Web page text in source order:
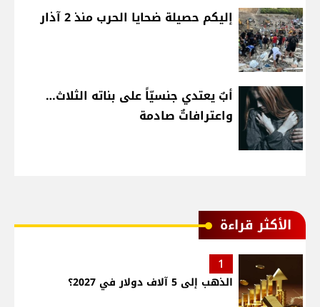
إليكم حصيلة ضحايا الحرب منذ 2 آذار
أبٌ يعتدي جنسيّاً على بناته الثلاث…
واعترافاتٌ صادمة
الأكثر قراءة
1
الذهب إلى 5 آلاف دولار في 2027؟